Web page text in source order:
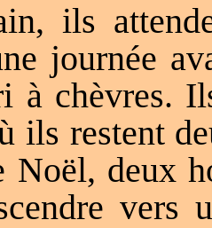
ils
journée
à chèvres.
ils restent
deux
vers